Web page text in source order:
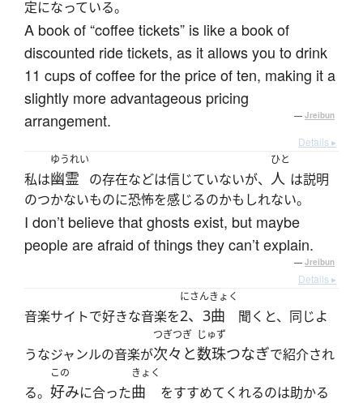
定になっている。
A book of “coffee tickets” is like a book of
discounted ride tickets, as it allows you to drink
11 cups of coffee for the price of ten, making it a
slightly more advantageous pricing
arrangement.
— Jreibun
Details ▸
私は
ゆうれい
幽霊 の存在などは信じていないが、
ひと
人 は説明
のつかないものに恐怖を感じるのかもしれない。
I don’t believe that ghosts exist, but maybe
people are afraid of things they can’t explain.
— Jreibun
Details ▸
音楽サイトで好きな音楽を
にさんきょく
2、3曲 聞くと、同じよ
うなジャンルの音楽が
つぎつぎ
次々と
じゅず
数珠つなぎで紹介され
る。
この
好みに合った
きょく
曲 をすすめてくれるのは助かる